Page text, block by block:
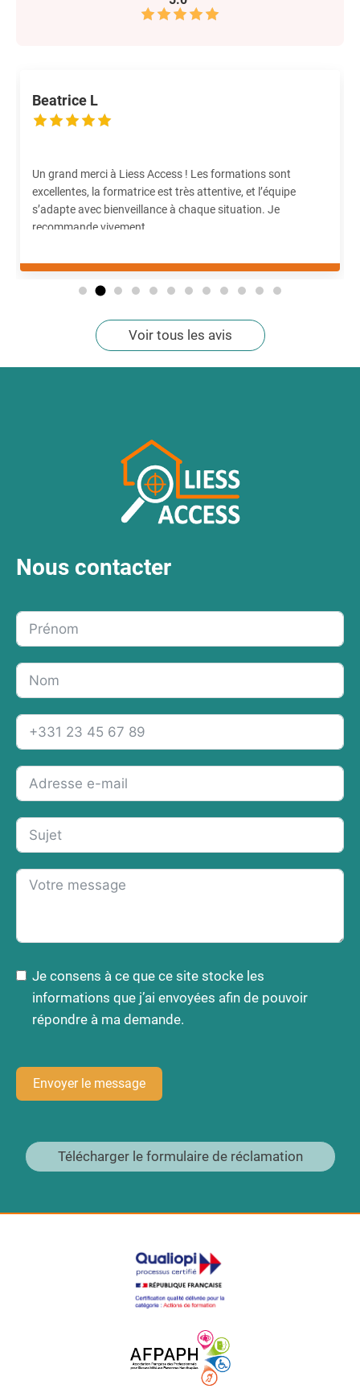
Beatrice L
Un grand merci à Liess Access ! Les formations sont
excellentes, la formatrice est très attentive, et l’équipe
s’adapte avec bienveillance à chaque situation. Je
recommande vivement.
Voir tous les avis
Nous contacter
Je consens à ce que ce site stocke les
informations que j’ai envoyées afin de pouvoir
répondre à ma demande.
Envoyer le message
Télécharger le formulaire de réclamation